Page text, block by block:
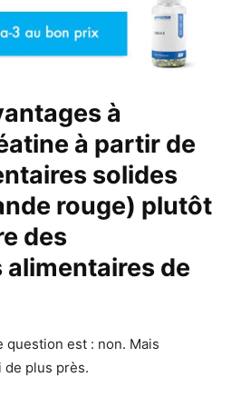
à
à partir de
solides
rouge) plutôt
des
de
question est : non. Mais
de plus près.